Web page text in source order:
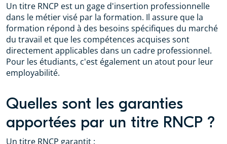
Un titre RNCP est un gage d'insertion professionnelle
dans le métier visé par la formation. Il assure que la
formation répond à des besoins spécifiques du marché
du travail et que les compétences acquises sont
directement applicables dans un cadre professionnel.
Pour les étudiants, c'est également un atout pour leur
employabilité.
Quelles sont les garanties
apportées par un titre RNCP ?
Un titre RNCP garantit :